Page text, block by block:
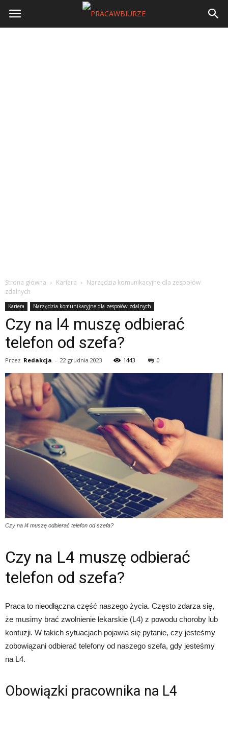
Strona główna Kariera
Narzędzia komunikacyjne dla zespołów
zdalnych
Kariera Narzędzia komunikacyjne dla zespołów zdalnych
Czy na l4 muszę odbierać
telefon od szefa?
Przez Redakcja - 22 grudnia 2023 1443 0
Czy na l4 muszę odbierać telefon od szefa?
Czy na L4 muszę odbierać
telefon od szefa?
Praca to nieodłączna część naszego życia. Często zdarza się,
że musimy brać zwolnienie lekarskie (L4) z powodu choroby lub
kontuzji. W takich sytuacjach pojawia się pytanie, czy jesteśmy
zobowiązani odbierać telefony od naszego szefa, gdy jesteśmy
na L4.
Obowiązki pracownika na L4